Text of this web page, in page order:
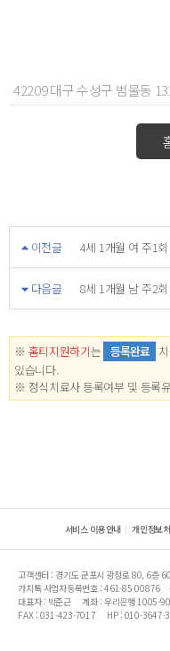
42209 대구 수성구 범물동
이전글 4세 1개월 여 주1
다음글 8세 1개월 남 주2
※ 홈티지원하기는 등록완료
있습니다.
※ 정식치료사 등록여부 및 등록
서비스 이용안내 개인정보
고객센터 : 경기도 군포시 광정로 80, 6층
가치톡 사업자등록번호 : 461-85-00876
대표자 : 박준근
계좌 : 우리은행 1005-
FAX : 031-423-7017
HP : 010-3647-